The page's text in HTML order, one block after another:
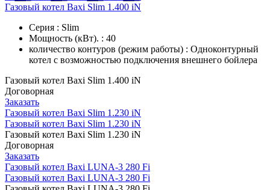
Газовый котел Baxi Slim 1.400 iN
Серия : Slim
Мощность (кВт). : 40
количество контуров (режим работы) : Одноконтурный
котел с возможностью подключения внешнего бойлера
Газовый котел Baxi Slim 1.400 iN
Договорная
Заказать
Газовый котел Baxi Slim 1.230 iN
Газовый котел Baxi Slim 1.230 iN
Газовый котел Baxi Slim 1.230 iN
Договорная
Заказать
Газовый котел Baxi LUNA-3 280 Fi
Газовый котел Baxi LUNA-3 280 Fi